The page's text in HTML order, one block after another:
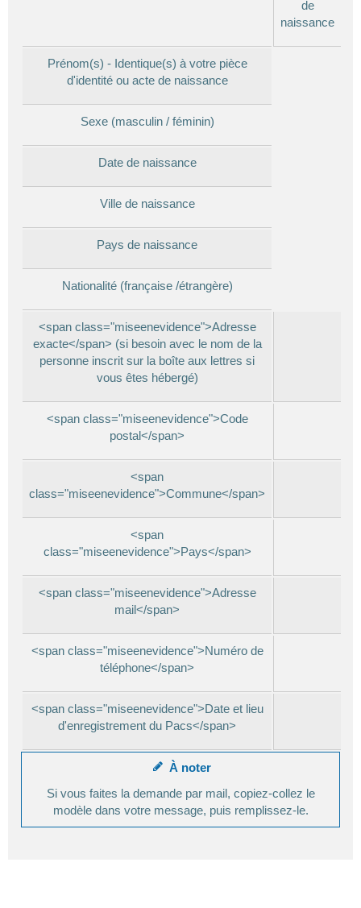
de
naissance
Prénom(s) - Identique(s) à votre pièce
d'identité ou acte de naissance
Sexe (masculin / féminin)
Date de naissance
Ville de naissance
Pays de naissance
Nationalité (française /étrangère)
<span class="miseenevidence">Adresse
exacte</span> (si besoin avec le nom de la
personne inscrit sur la boîte aux lettres si
vous êtes hébergé)
<span class="miseenevidence">Code
postal</span>
<span
class="miseenevidence">Commune</span>
<span
class="miseenevidence">Pays</span>
<span class="miseenevidence">Adresse
mail</span>
<span class="miseenevidence">Numéro de
téléphone</span>
<span class="miseenevidence">Date et lieu
d'enregistrement du Pacs</span>
À noter
Si vous faites la demande par mail, copiez-collez le
modèle dans votre message, puis remplissez-le.